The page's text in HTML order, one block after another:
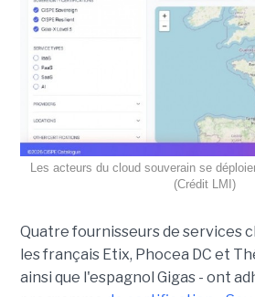
Les acteurs du cloud souverain se
(Crédit LMI)
Quatre fournisseurs de services
les français Etix, Phocea DC et
ainsi que l'espagnol Gigas - ont